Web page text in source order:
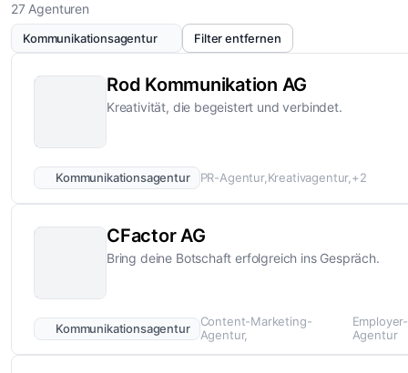
27 Agenturen
Kommunikationsagentur Filter entfernen
Rod Kommunikation AG
Kreativität, die begeistert und verbindet.
Kommunikationsagentur PR-Agentur Kreativagentur +2
CFactor AG
Bring deine Botschaft erfolgreich ins Gespräch.
Kommunikationsagentur
Content-Marketing-
Agentur
Agentur